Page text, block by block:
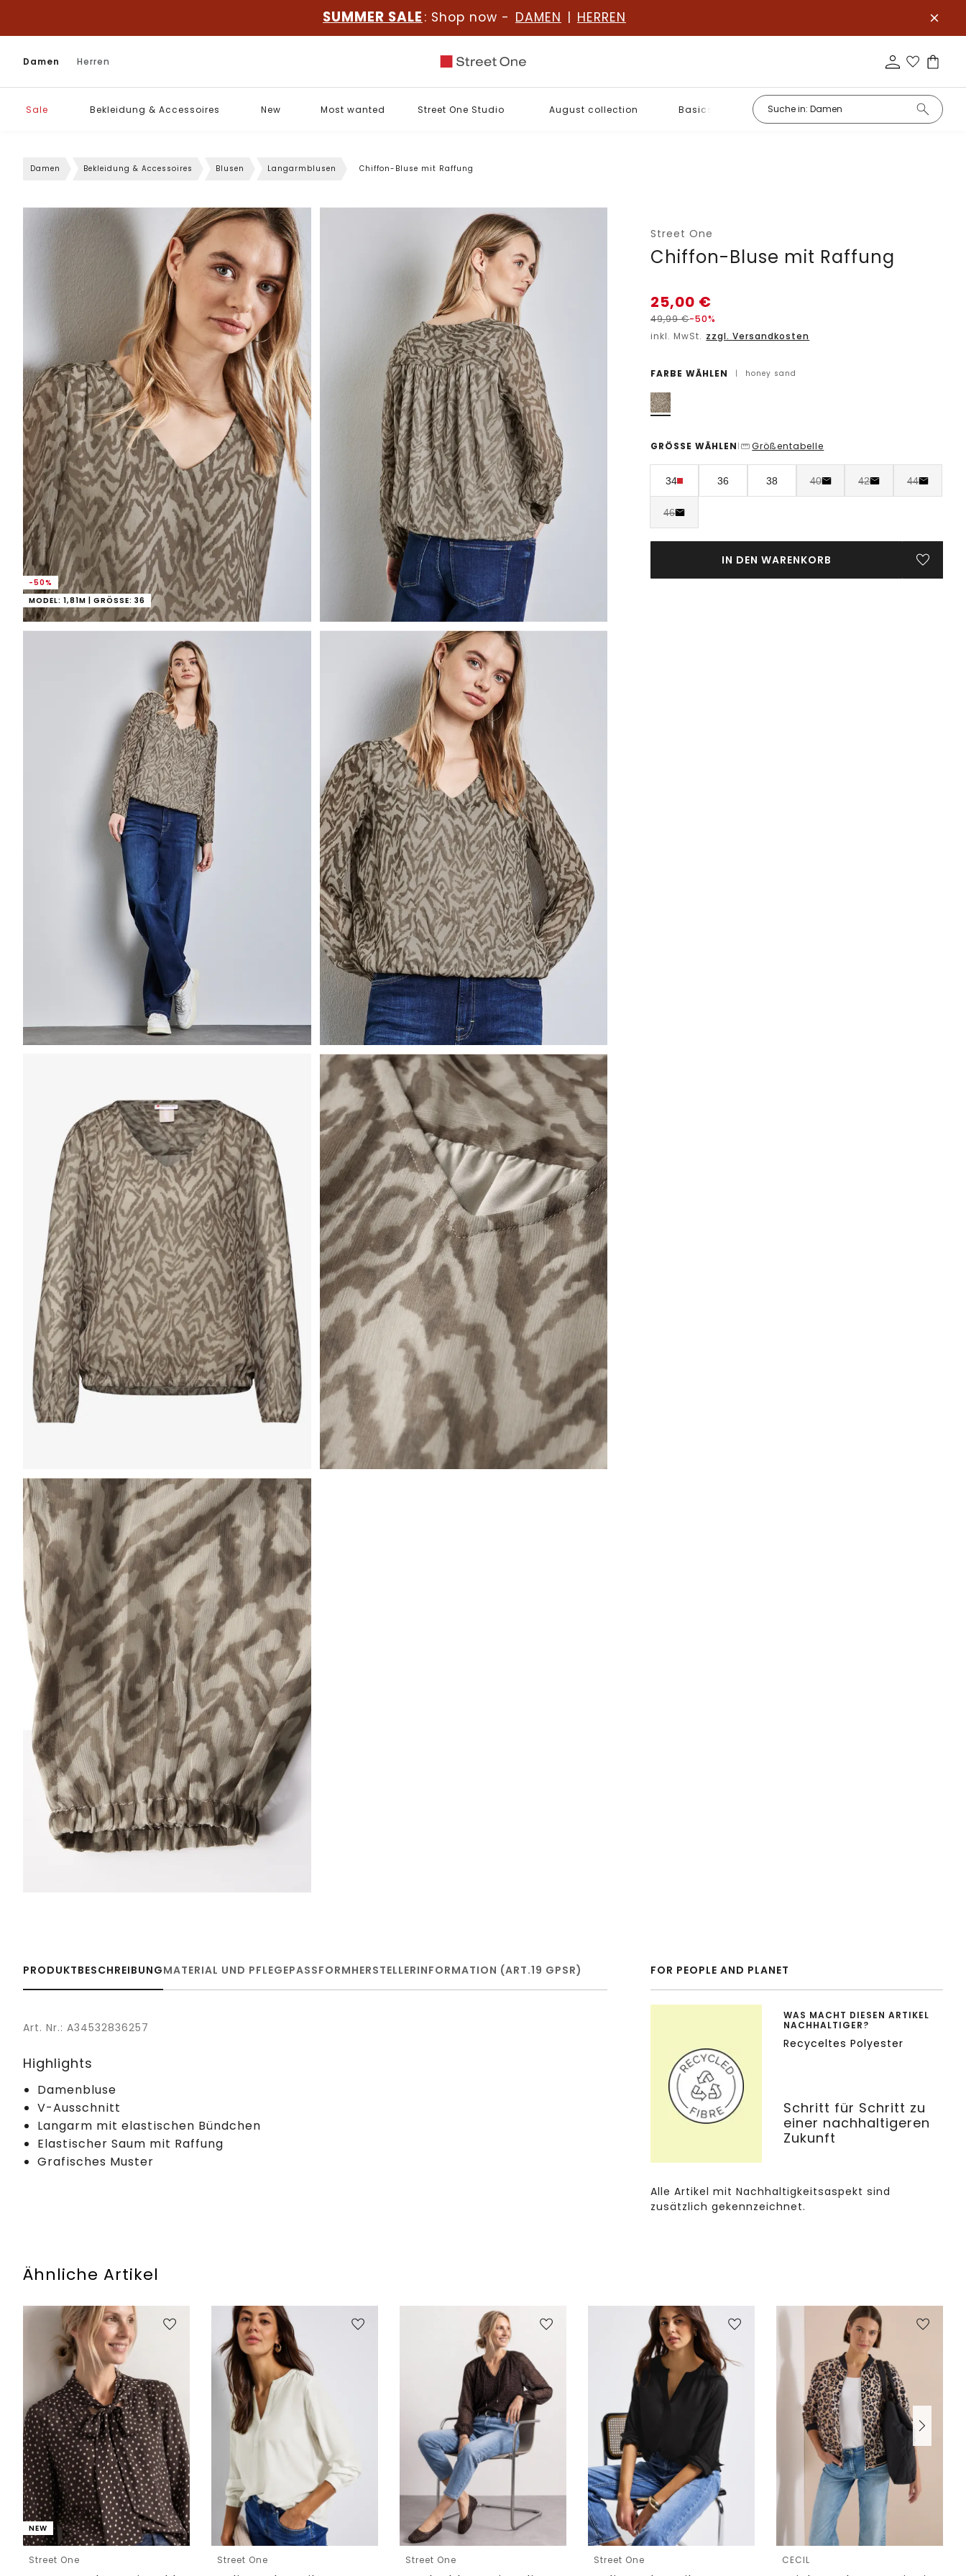
SUMMER SALE : Shop now - DAMEN | HERREN
Damen Herren
Sale Bekleidung & Accessoires New Most wanted Street One Studio August collection Basics
Damen Bekleidung & Accessoires Blusen Langarmblusen Chiffon-Bluse mit Raffung
-50%
MODEL: 1,81M | GRÖSSE: 36
Street One
Chiffon-Bluse mit Raffung
25,00 €
49,99€-50%
inkl. MwSt. zzgl. Versandkosten
FARBE WÄHLEN | honey sand
GRÖSSE WÄHLEN | Größentabelle
34 36 38 40 42 44
46
IN DEN WARENKORB
PRODUKTBESCHREIBUNGMATERIAL UND PFLEGEPASSFORMHERSTELLERINFORMATION (ART.19 GPSR)
Art. Nr.: A34532836257
Highlights
Damenbluse
V-Ausschnitt
Langarm mit elastischen Bündchen
Elastischer Saum mit Raffung
Grafisches Muster
FOR PEOPLE AND PLANET
WAS MACHT DIESEN ARTIKEL
NACHHALTIGER?
Recyceltes Polyester
Schritt für Schritt zu
einer nachhaltigeren
Zukunft
Alle Artikel mit Nachhaltigkeitsaspekt sind
zusätzlich gekennzeichnet.
Ähnliche Artikel
NEW
Street One Street One Street One Street One CECIL